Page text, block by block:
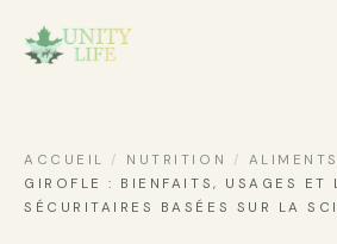
ACCUEIL / NUTRITION / ALIMENTS
GIROFLE : BIENFAITS, USAGES ET
SÉCURITAIRES BASÉES SUR LA